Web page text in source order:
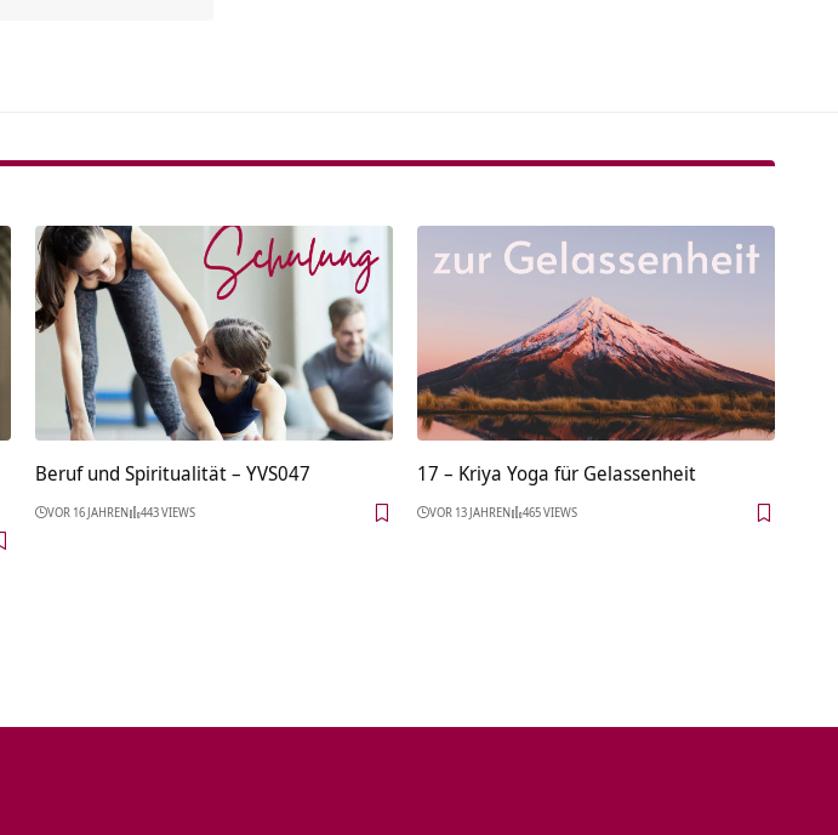
Beruf und Spiritualität – YVS047
VOR 16 JAHREN 443 VIEWS
17 – Kriya Yoga für Gelassenheit
VOR 13 JAHREN 465 VIEWS